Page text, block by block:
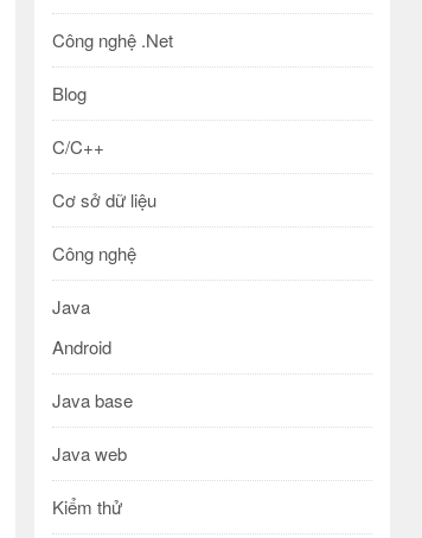
Công nghệ .Net
Blog
C/C++
Cơ sở dữ liệu
Công nghệ
Java
Android
Java base
Java web
Kiểm thử